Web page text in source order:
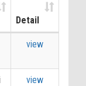
Detail
view
view